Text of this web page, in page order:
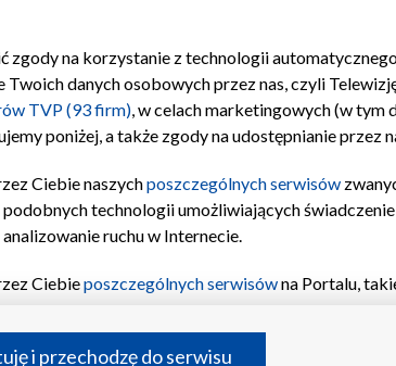
Polityka prywatności Moje zgody
na korzystanie z technologii
danych osobowych przez nas, czyli
TVP (93 firm), w celach marketingowych (w tym
poniżej, a także zgody na udostępnianie przez
Ciebie naszychposzczególnych serwisów
technologii umożliwiających
ruchu w Internecie.
Ciebieposzczególnych serwisówna Portalu,
przechowywania informacji na urządzeniu lub
profilu spersonalizowanych treści,
i przechodzę do serwisu